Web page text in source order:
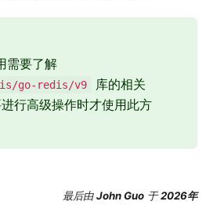
需要了解
go-redis/v9
库的相关
行高级操作时才使用此方
最后由John Guo 于2026年